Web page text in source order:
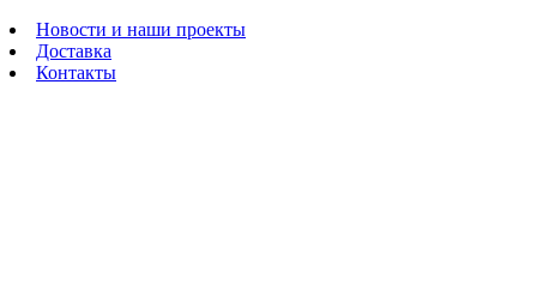
Новости и наши проекты
Доставка
Контакты